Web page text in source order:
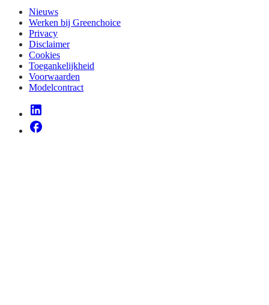
Nieuws
Werken bij Greenchoice
Privacy
Disclaimer
Cookies
Toegankelijkheid
Voorwaarden
Modelcontract